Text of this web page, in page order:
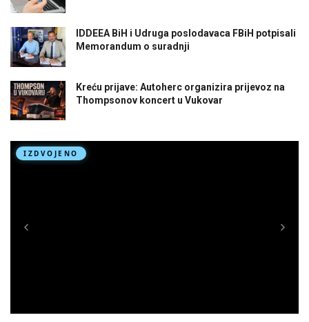
IDDEEA BiH i Udruga poslodavaca FBiH potpisali
Memorandum o suradnji
Kreću prijave: Autoherc organizira prijevoz na
Thompsonov koncert u Vukovar